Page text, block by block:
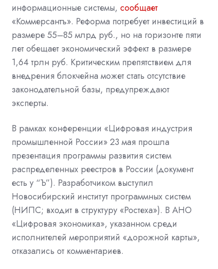
информационные системы, сообщает
«Коммерсантъ». Реформа потребует инвестиций в
размере 55–85 млрд руб., но на горизонте пяти
лет обещает экономический эффект в размере
1,64 трлн руб. Критическим препятствием для
внедрения блокчейна может стать отсутствие
законодательной базы, предупреждают
эксперты.
В рамках конференции «Цифровая индустрия
промышленной России» 23 мая прошла
презентация программы развития систем
распределенных реестров в России (документ
есть у “Ъ”). Разработчиком выступил
Новосибирский институт программных систем
(НИПС; входит в структуру «Ростеха»). В АНО
«Цифровая экономика», указанном среди
исполнителей мероприятий «дорожной карты»,
отказались от комментариев.